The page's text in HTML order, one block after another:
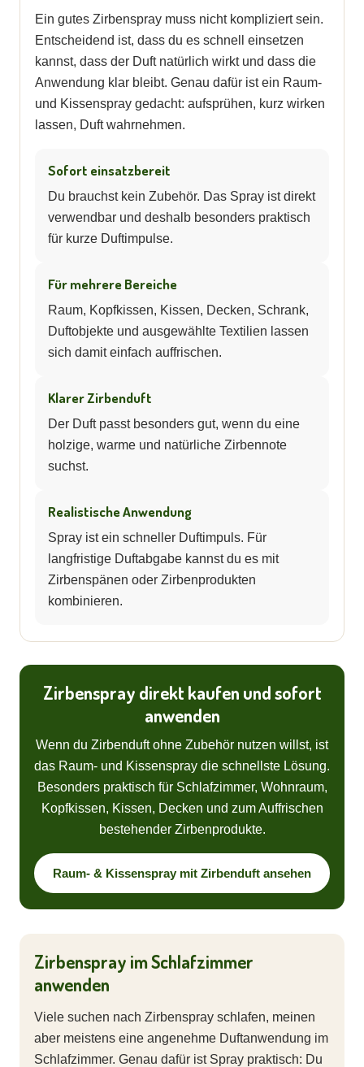
Ein gutes Zirbenspray muss nicht kompliziert sein.
Entscheidend ist, dass du es schnell einsetzen
kannst, dass der Duft natürlich wirkt und dass die
Anwendung klar bleibt. Genau dafür ist ein Raum-
und Kissenspray gedacht: aufsprühen, kurz wirken
lassen, Duft wahrnehmen.
Sofort einsatzbereit
Du brauchst kein Zubehör. Das Spray ist direkt
verwendbar und deshalb besonders praktisch
für kurze Duftimpulse.
Für mehrere Bereiche
Raum, Kopfkissen, Kissen, Decken, Schrank,
Duftobjekte und ausgewählte Textilien lassen
sich damit einfach auffrischen.
Klarer Zirbenduft
Der Duft passt besonders gut, wenn du eine
holzige, warme und natürliche Zirbennote
suchst.
Realistische Anwendung
Spray ist ein schneller Duftimpuls. Für
langfristige Duftabgabe kannst du es mit
Zirbenspänen oder Zirbenprodukten
kombinieren.
Zirbenspray direkt kaufen und sofort
anwenden
Wenn du Zirbenduft ohne Zubehör nutzen willst, ist
das Raum- und Kissenspray die schnellste Lösung.
Besonders praktisch für Schlafzimmer, Wohnraum,
Kopfkissen, Kissen, Decken und zum Auffrischen
bestehender Zirbenprodukte.
Raum- & Kissenspray mit Zirbenduft ansehen
Zirbenspray im Schlafzimmer
anwenden
Viele suchen nach Zirbenspray schlafen, meinen
aber meistens eine angenehme Duftanwendung im
Schlafzimmer. Genau dafür ist Spray praktisch: Du